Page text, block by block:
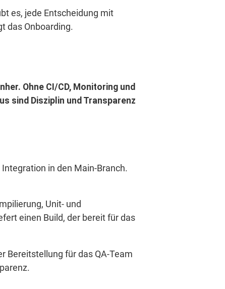
es, jede Entscheidung mit
das Onboarding.
Ohne CI/CD, Monitoring und
sind Disziplin und Transparenz
in den Main-Branch.
Unit- und
einen Build, der bereit für das
Bereitstellung für das QA-Team